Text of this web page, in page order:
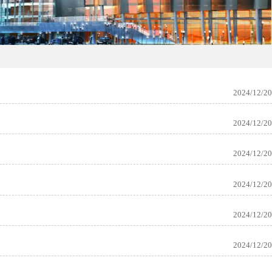
2024/12/20
2024/12/20
2024/12/20
2024/12/20
2024/12/20
2024/12/20